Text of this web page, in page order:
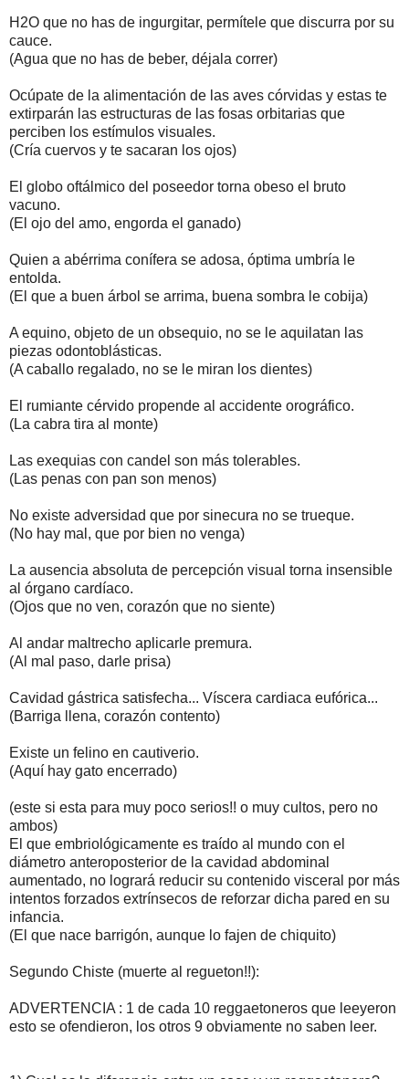
H2O que no has de ingurgitar, permítele que discurra por su
cauce.
(Agua que no has de beber, déjala correr)
Ocúpate de la alimentación de las aves córvidas y estas te
extirparán las estructuras de las fosas orbitarias que
perciben los estímulos visuales.
(Cría cuervos y te sacaran los ojos)
El globo oftálmico del poseedor torna obeso el bruto
vacuno.
(El ojo del amo, engorda el ganado)
Quien a abérrima conífera se adosa, óptima umbría le
entolda.
(El que a buen árbol se arrima, buena sombra le cobija)
A equino, objeto de un obsequio, no se le aquilatan las
piezas odontoblásticas.
(A caballo regalado, no se le miran los dientes)
El rumiante cérvido propende al accidente orográfico.
(La cabra tira al monte)
Las exequias con candel son más tolerables.
(Las penas con pan son menos)
No existe adversidad que por sinecura no se trueque.
(No hay mal, que por bien no venga)
La ausencia absoluta de percepción visual torna insensible
al órgano cardíaco.
(Ojos que no ven, corazón que no siente)
Al andar maltrecho aplicarle premura.
(Al mal paso, darle prisa)
Cavidad gástrica satisfecha... Víscera cardiaca eufórica...
(Barriga llena, corazón contento)
Existe un felino en cautiverio.
(Aquí hay gato encerrado)
(este si esta para muy poco serios!! o muy cultos, pero no
ambos)
El que embriológicamente es traído al mundo con el
diámetro anteroposterior de la cavidad abdominal
aumentado, no logrará reducir su contenido visceral por más
intentos forzados extrínsecos de reforzar dicha pared en su
infancia.
(El que nace barrigón, aunque lo fajen de chiquito)
Segundo Chiste (muerte al regueton!!):
ADVERTENCIA : 1 de cada 10 reggaetoneros que leeyeron
esto se ofendieron, los otros 9 obviamente no saben leer.